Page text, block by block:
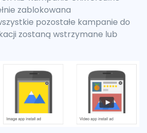
zablokowana
pozostałe kampanie do
zostaną wstrzymane lub